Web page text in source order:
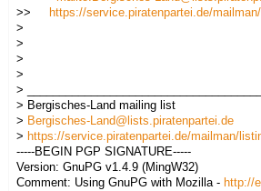
>>
https://service.piratenpartei.de/
>
>
>
>
>
> Bergisches-Land mailing list
> Bergisches-Land@lists.piratenpartei.de
> https://service.piratenpartei.de/mailman/
-----BEGIN PGP SIGNATURE-----
Version: GnuPG v1.4.9 (MingW32)
Comment: Using GnuPG with Mozilla - http://